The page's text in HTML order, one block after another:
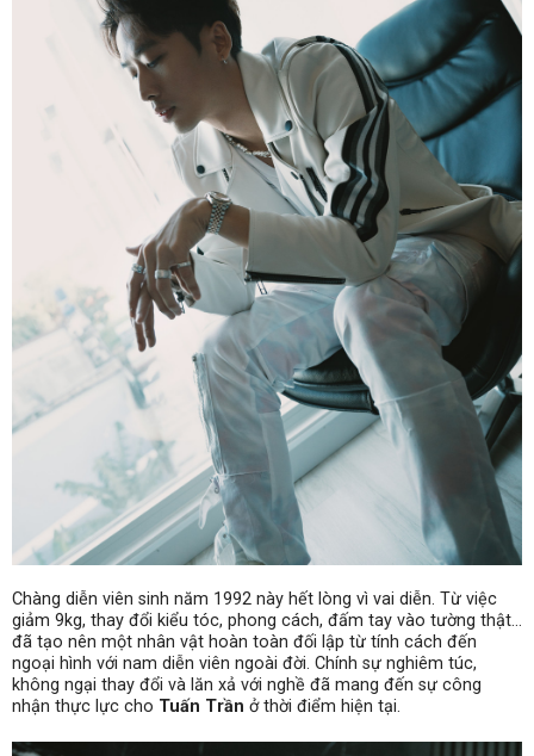
Chàng diễn viên sinh năm 1992 này hết lòng vì vai diễn. Từ việc
giảm 9kg, thay đổi kiểu tóc, phong cách, đấm tay vào tường thật…
đã tạo nên một nhân vật hoàn toàn đối lập từ tính cách đến
ngoại hình với nam diễn viên ngoài đời. Chính sự nghiêm túc,
không ngại thay đổi và lăn xả với nghề đã mang đến sự công
nhận thực lực cho Tuấn Trần ở thời điểm hiện tại.